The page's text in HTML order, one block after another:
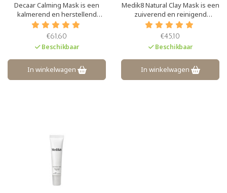
Decaar Calming Mask is een
kalmerend en herstellend
masker. Het verwijdert op een
milde wijze dode huidcellen en
vermindert ontstekingen. Het
verbetert en stimuleert lokale
bloedcirculatie.
€61,60
Beschikbaar
In winkelwagen
Medik8 Natural Clay Mask is een
zuiverend en reinigend
kleimasker om onzuiverheden
te verminderen en poriën te
verfijnen. Clay Mask zorgt voor
het absorberen van overtollig
talg om verstopte poriën te
verminderen
€45,10
Beschikbaar
In winkelwagen